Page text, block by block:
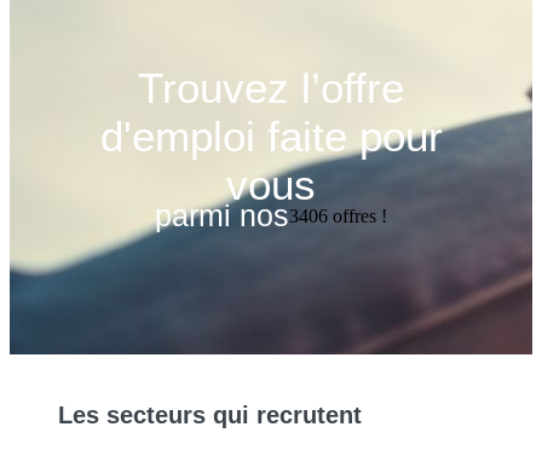
Trouvez l’offre
d'emploi faite pour
vous
parmi nos3406 offres !
Les secteurs qui recrutent